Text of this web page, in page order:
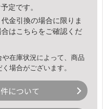
定です。
金引換の場合に限りま
はこちら をご確認くだ
在庫状況によって、商品
場合がございます。
について